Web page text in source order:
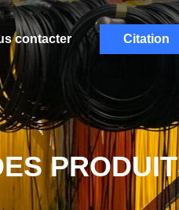
contacter Citation